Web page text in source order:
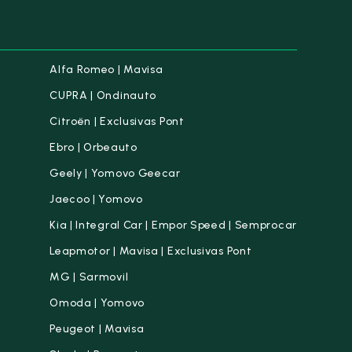
Alfa Romeo | Mavisa
CUPRA | Ondinauto
Citroën | Exclusivas Pont
Ebro | Orbeauto
Geely | Yomovo Geecar
Jaecoo | Yomovo
Kia | Integral Car | Empor Speed | Semprocar
Leapmotor | Mavisa | Exclusivas Pont
MG | Sarmovil
Omoda | Yomovo
Peugeot | Mavisa